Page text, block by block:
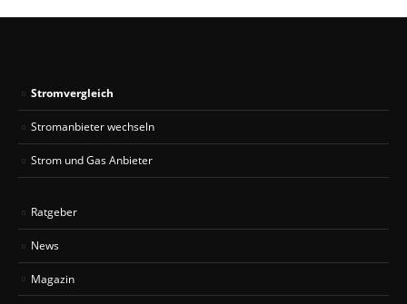
Stromvergleich
Stromanbieter wechseln
Strom und Gas Anbieter
Ratgeber
News
Magazin